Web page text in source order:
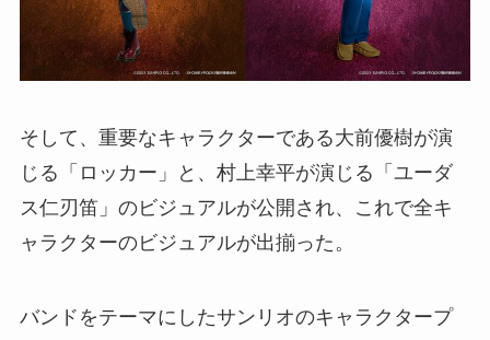
そして、重要なキャラクターである大前優樹が演
じる「ロッカー」と、村上幸平が演じる「ユーダ
ス仁刃笛」のビジュアルが公開され、これで全キ
ャラクターのビジュアルが出揃った。
バンドをテーマにしたサンリオのキャラクタープ